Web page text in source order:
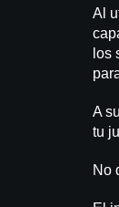
Al
los
A
tu
No